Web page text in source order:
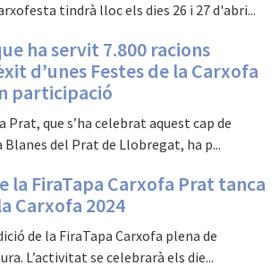
tindrà lloc els dies 26 i 27 d'abri...
ha servit 7.800 racions
d’unes Festes de la Carxofa
participació
Prat, que s’ha celebrat aquest cap de
del Prat de Llobregat, ha p...
la FiraTapa Carxofa Prat tanca
Carxofa 2024
de la FiraTapa Carxofa plena de
L’activitat se celebrarà els die...